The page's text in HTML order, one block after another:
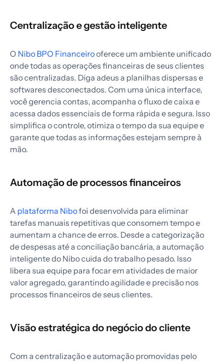
Centralização e gestão inteligente
O Nibo BPO Financeirooferece um ambiente unificado
onde todas as operações financeiras de seus clientes
são centralizadas. Diga adeus a planilhas dispersas e
softwares desconectados. Com uma única interface,
você gerencia contas, acompanha o fluxo de caixa e
acessa dados essenciais de forma rápida e segura. Isso
simplifica o controle, otimiza o tempo da sua equipe e
garante que todas as informações estejam sempre à
mão.
Automação de processos financeiros
A plataforma Nibofoi desenvolvida para eliminar
tarefas manuais repetitivas que consomem tempo e
aumentam a chance de erros. Desde a categorização
de despesas até a conciliação bancária, a automação
inteligente do Nibo cuida do trabalho pesado. Isso
libera sua equipe para focar em atividades de maior
valor agregado, garantindo agilidade e precisão nos
processos financeiros de seus clientes.
Visão estratégica do negócio do cliente
Com a centralização e automação promovidas pelo